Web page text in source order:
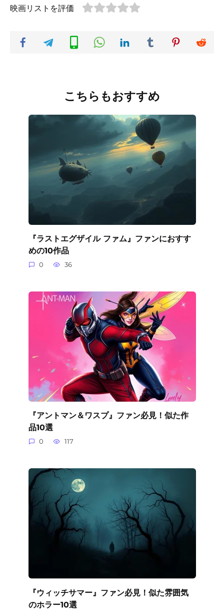
映画リストを評価
こちらもおすすめ
『ラストエグザイル ファム』ファンにおすす
めの10作品
0 36
『アントマン＆ワスプ』ファン必見！似た作
品10選
0 117
『ウィッチサマー』ファン必見！似た雰囲気
のホラー10選